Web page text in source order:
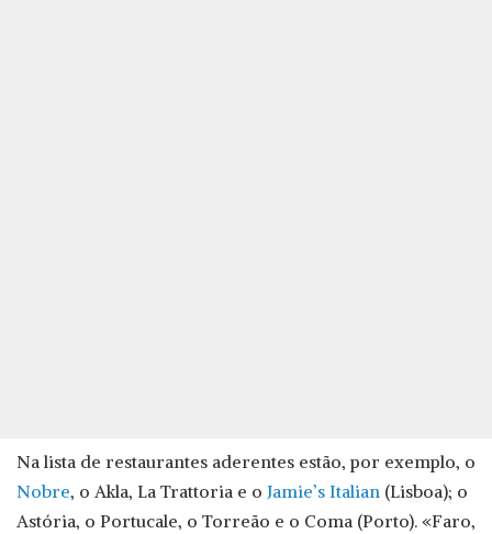
Na lista de restaurantes aderentes estão, por exemplo, o
Nobre, o Akla, La Trattoria e o Jamie’s Italian (Lisboa); o
Astória, o Portucale, o Torreão e o Coma (Porto). «Faro,